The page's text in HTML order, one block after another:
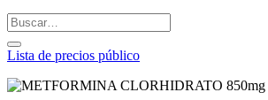
Lista de precios público